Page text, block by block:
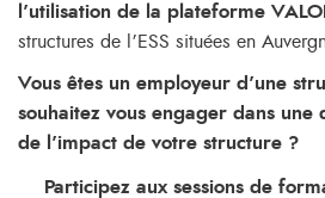
l’utilisation de la plateforme
structures de l’ESS situées en
Vous êtes un employeur d’une
souhaitez vous engager dans une
de l’impact de votre structure ?
Participez aux sessions de